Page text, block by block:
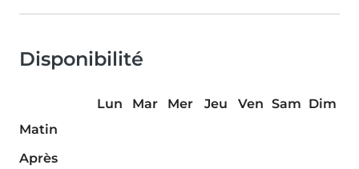
Disponibilité
Lun Mar Mer Jeu Ven Sam Dim
Matin
Après